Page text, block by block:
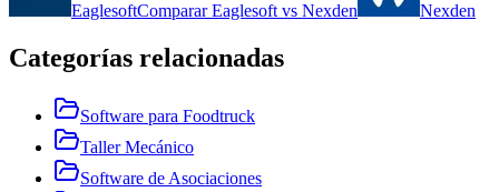
EaglesoftComparar Eaglesoftvs Nexden Nexden
Categorías relacionadas
Software para Foodtruck
Taller Mecánico
Software de Asociaciones